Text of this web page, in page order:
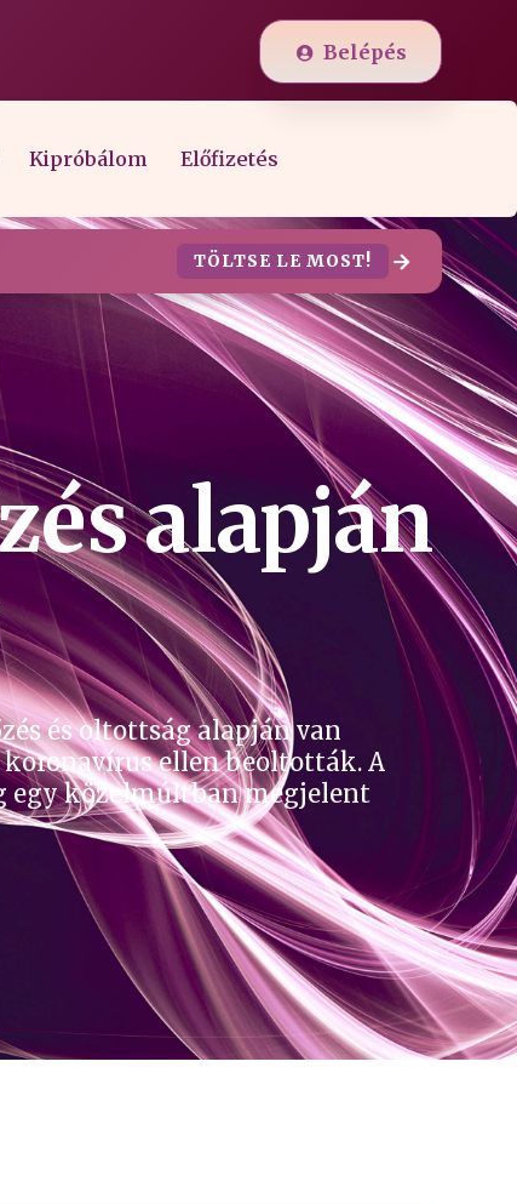
Belépés
Kipróbálom Előfizetés
TÖLTSE LE MOST!
alapján
és oltottság alapján van
ellen beoltották. A
egy közelmúltban megjelent